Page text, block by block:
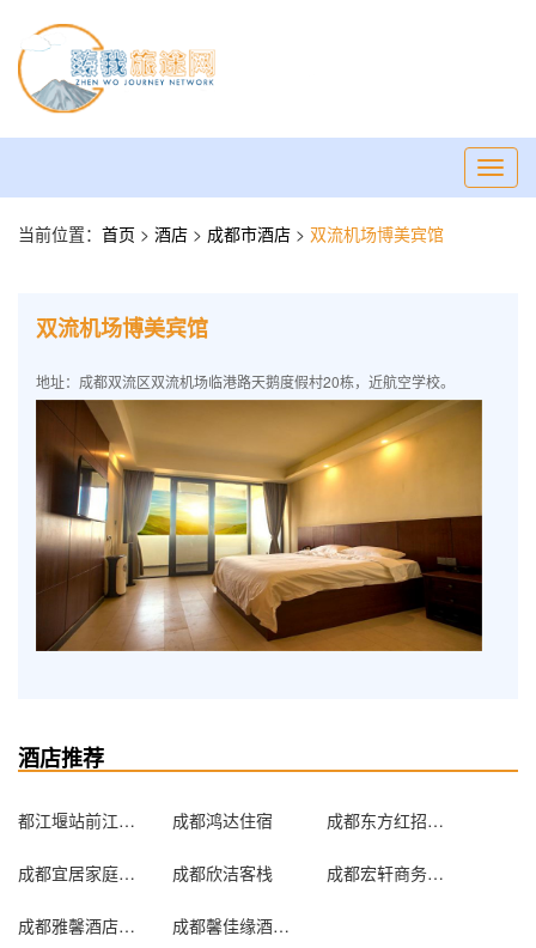
当前位置： 首页 > 酒店 > 成都市酒店 > 双流机场博美宾馆
双流机场博美宾馆
地址：成都双流区双流机场临港路天鹅度假村20栋，近航空学校。
酒店推荐
都江堰站前江城客栈 成都鸿达住宿 成都东方红招待所
成都宜居家庭客栈 成都欣洁客栈 成都宏轩商务酒店
成都雅馨酒店公寓 成都馨佳缘酒店公寓